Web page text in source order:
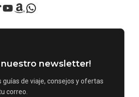
YouTube
Amazon
WhatsApp
nuestro newsletter!
guías de viaje, consejos y ofertas
correo.